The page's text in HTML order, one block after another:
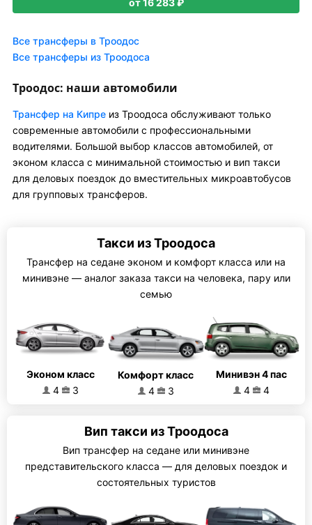
от 16 283 ₽
Все трансферы в Троодос
Все трансферы из Троодоса
Троодос: наши автомобили
Трансфер на Кипре из Троодоса обслуживают только
современные автомобили с профессиональными
водителями. Большой выбор классов автомобилей, от
эконом класса с минимальной стоимостью и вип такси
для деловых поездок до вместительных микроавтобусов
для групповых трансферов.
Такси из Троодоса
Трансфер на седане эконом и комфорт класса или на
минивэне — аналог заказа такси на человека, пару или
семью
Эконом класс
4
3
Комфорт класс
4
3
Минивэн 4 пас
4
4
Вип такси из Троодоса
Вип трансфер на седане или минивэне
представительского класса — для деловых поездок и
состоятельных туристов